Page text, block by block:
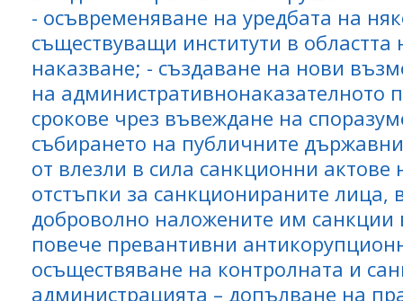
- осъвременяване на уредбата на
съществуващи институти в
наказване; - създаване на нови
на административнонаказателното
срокове чрез въвеждане на
събирането на публичните
от влезли в сила санкционни
отстъпки за санкционираните лица,
доброволно наложените им санкции
повече превантивни
осъществяване на контролната и
администрацията – допълване на